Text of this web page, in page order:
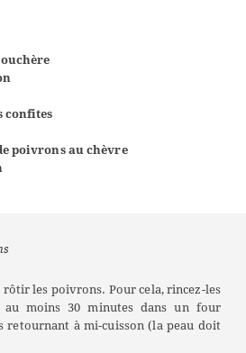
confites
poivrons au chèvre
rôtir les poivrons. Pour cela, rincez-les
au moins 30 minutes dans un four
retournant à mi-cuisson (la peau doit